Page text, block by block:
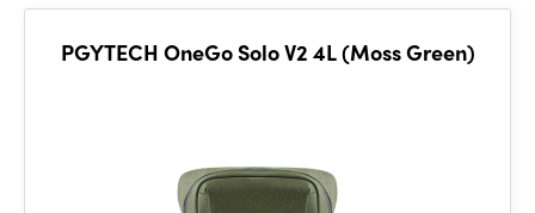
PGYTECH OneGo Solo V2 4L (Moss Green)